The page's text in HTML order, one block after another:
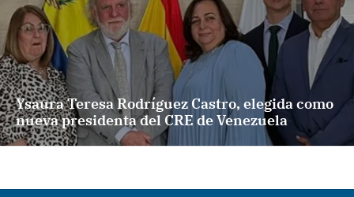
Ysaura Teresa Rodríguez Castro, elegida como
nueva presidenta del CRE de Venezuela